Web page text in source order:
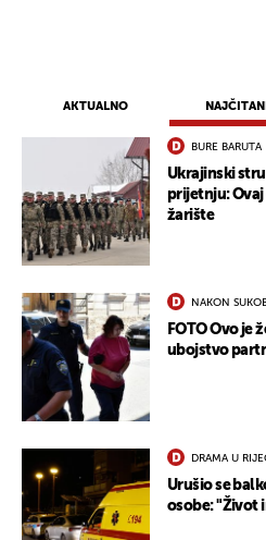
AKTUALNO
BURE BARUTA
Ukrajinski
prijetnju: Ovaj
žarište
NAKON
FOTO Ovo je
ubojstvo
DRAMA U
Urušio se
osobe: "Život